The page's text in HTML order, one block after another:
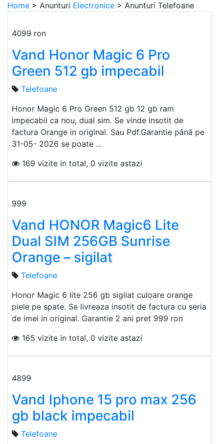
Home > Anunturi Electronice > Anunturi Telefoane
4099 ron
Vand Honor Magic 6 Pro
Green 512 gb impecabil
Telefoane
Honor Magic 6 Pro Green 512 gb 12 gb ram
impecabil ca nou, dual sim. Se vinde insotit de
factura Orange in original. Sau Pdf.Garantie până pe
31-05- 2026 se poate ...
169 vizite in total, 0 vizite astazi
999
Vand HONOR Magic6 Lite
Dual SIM 256GB Sunrise
Orange – sigilat
Telefoane
Honor Magic 6 lite 256 gb sigilat culoare orange
piele pe spate. Se livreaza insotit de factura cu seria
de imei in original. Garantie 2 ani pret 999 ron
165 vizite in total, 0 vizite astazi
4899
Vand Iphone 15 pro max 256
gb black impecabil
Telefoane